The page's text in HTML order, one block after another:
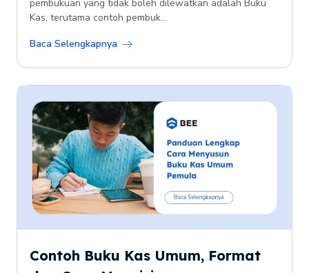
pembukuan yang tidak boleh dilewatkan adalah Buku
Kas, terutama contoh pembuk...
Baca Selengkapnya
Contoh Buku Kas Umum, Format